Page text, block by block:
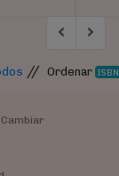
// Ordenar ISBN
Cambiar